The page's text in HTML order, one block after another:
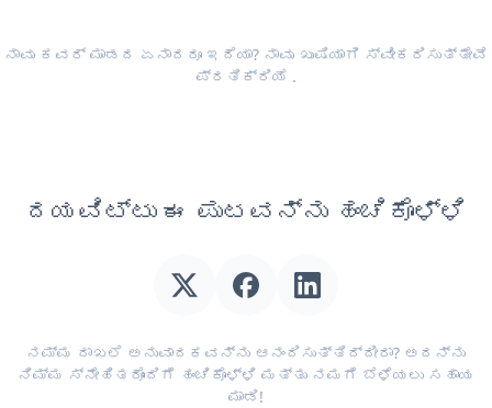
ನಾವು ಕವರ್ ಮಾಡದ ಏನಾದರೂ ಇದೆಯಾ? ನಾವು ಖುಷಿಯಾಗಿ ಸ್ವೀಕರಿಸುತ್ತೇವೆ
ಪ್ರತಿಕ್ರಿಯೆ .
ದಯವಿಟ್ಟು ಈ ಪುಟವನ್ನು ಹಂಚಿಕೊಳ್ಳಿ
ನಮ್ಮ ದಾಖಲೆ ಅನುವಾದಕವನ್ನು ಆನಂದಿಸುತ್ತಿದ್ದೀರಾ? ಅದನ್ನು
ನಿಮ್ಮ ಸ್ನೇಹಿತರೊಂದಿಗೆ ಹಂಚಿಕೊಳ್ಳಿ ಮತ್ತು ನಮಗೆ ಬೆಳೆಯಲು ಸಹಾಯ
ಮಾಡಿ!